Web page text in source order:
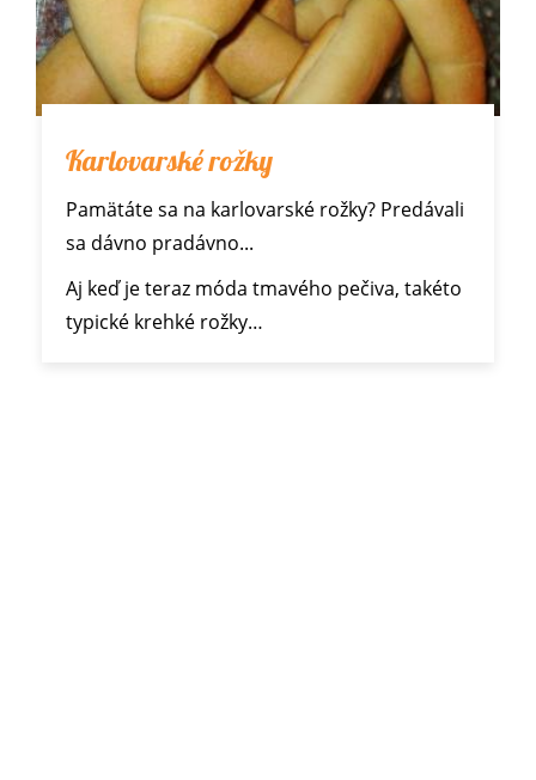
Karlovarské rožky
Pamätáte sa na karlovarské rožky? Predávali
sa dávno pradávno...
Aj keď je teraz móda tmavého pečiva, takéto
typické krehké rožky…